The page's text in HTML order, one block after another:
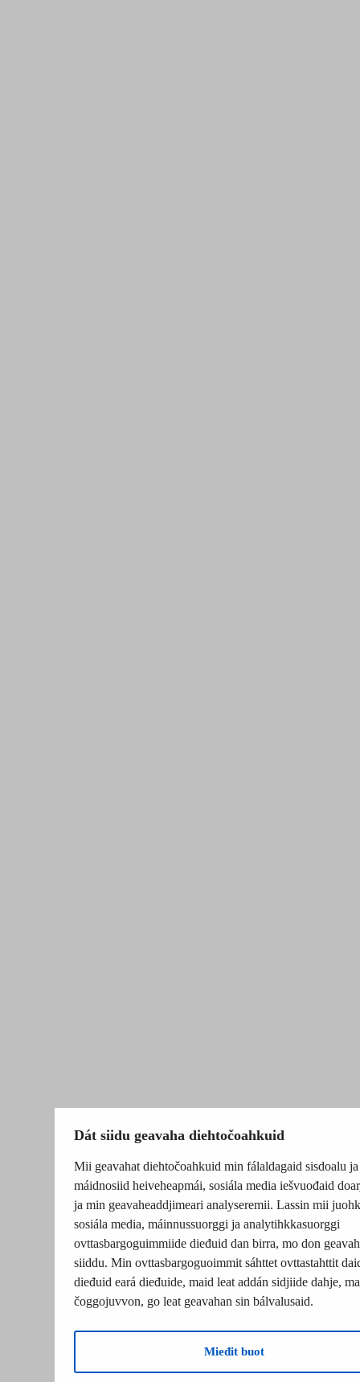
Dát siidu geavaha diehtočoahkuid
Mii geavahat diehtočoahkuid min fálaldagaid sisdoalu ja
máidnosiid heiveheapmái, sosiála media iešvuođaid
ja min geavaheaddjimeari analyseremii. Lassin mii
sosiála media, máinnussuorggi ja analytihkkasuorggi
ovttasbargoguimmiide dieđuid dan birra, mo don
siiddu. Min ovttasbargoguoimmit sáhttet ovttastahttit
dieđuid eará dieđuide, maid leat addán sidjiide dahje,
čoggojuvvon, go leat geavahan sin bálvalusaid.
Mieđit buot